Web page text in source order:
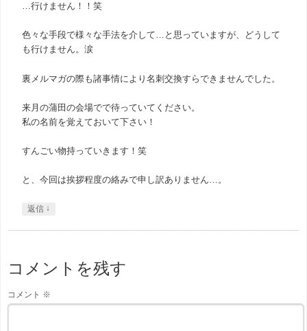
…行けません！！笑
色々な手段で様々な手法を介して…と思っていますが、どうして
も行けません。涙
裏メルマガの際も諸事情により名刺交換すらできませんでした。
来月の蒲田の会場でで待っていてください。
私の名前を覚えておいて下さい！
すんごい物持っていきます！笑
と、今回は挨拶程度の絡みで申し訳ありません…。
返信 ↓
コメントを残す
コメント ※